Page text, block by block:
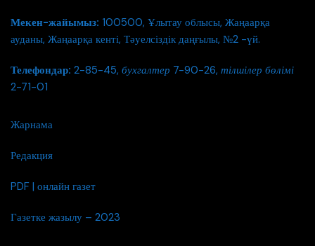
Мекен-жайымыз: 100500, Ұлытау облысы, Жаңаарқа
ауданы, Жаңаарқа кенті, Тәуелсіздік даңғылы, №2 -үй.
Телефондар: 2-85-45, бухгалтер 7-90-26, тілшілер бөлімі
2-71-01
Жарнама
Редакция
PDF | онлайн газет
Газетке жазылу – 2023